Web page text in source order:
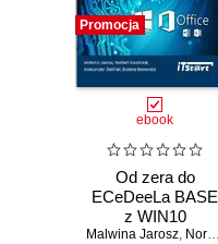
Promocja
ebook
Od zera do
ECeDeeLa BASE
z WIN10
Malwina Jarosz, Norbert Kwaśniak